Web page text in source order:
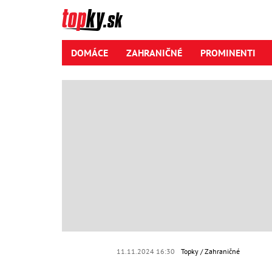
DOMÁCE ZAHRANIČNÉ PROMINENTI
11.11.2024 16:30 Topky Zahraničné